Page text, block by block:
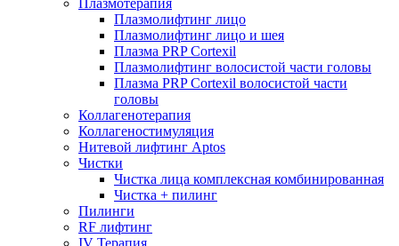
Плазмолифтинг лицо
Плазмолифтинг лицо и шея
Плазма PRP Cortexil
Плазмолифтинг волосистой части головы
Плазма PRP Cortexil волосистой части
головы
Коллагенотерапия
Коллагеностимуляция
Нитевой лифтинг Aptos
Чистки
Чистка лица комплексная комбинированная
Чистка + пилинг
Пилинги
RF лифтинг
IV Терапия